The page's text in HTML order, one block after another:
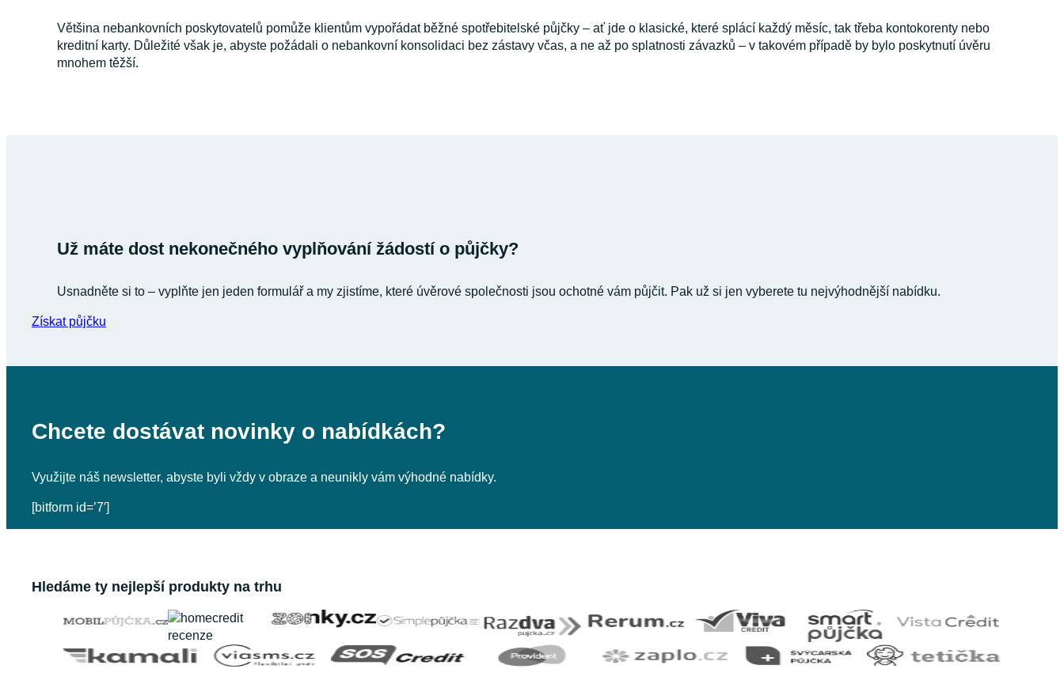
Většina nebankovních poskytovatelů pomůže klientům vypořádat běžné spotřebitelské půjčky – ať jde o klasické, které splácí každý měsíc, tak třeba kontokorenty nebo
kreditní karty. Důležité však je, abyste požádali o nebankovní konsolidaci bez zástavy včas, a ne až po splatnosti závazků – v takovém případě by bylo poskytnutí úvěru
mnohem těžší.
Už máte dost nekonečného vyplňování žádostí o půjčky?
Usnadněte si to – vyplňte jen jeden formulář a my zjistíme, které úvěrové společnosti jsou ochotné vám půjčit. Pak už si jen vyberete tu nejvýhodnější nabídku.
Získat půjčku
Chcete dostávat novinky o nabídkách?
Využijte náš newsletter, abyste byli vždy v obraze a neunikly vám výhodné nabídky.
[bitform id=’7′]
Hledáme ty nejlepší produkty na trhu